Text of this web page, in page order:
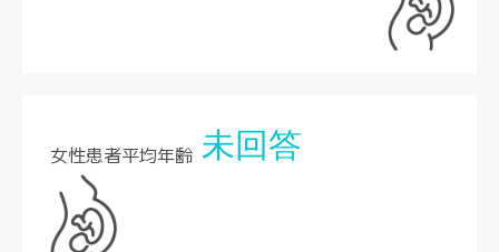
女性患者平均年齢 未回答